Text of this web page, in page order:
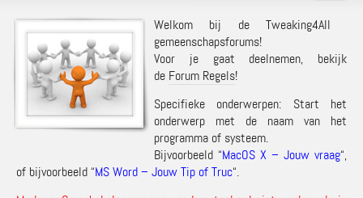
Welkom bij de Tweaking4All
gemeenschapsforums!
Voor je gaat deelnemen, bekijk
de Forum Regels!
Specifieke onderwerpen: Start het
onderwerp met de naam van het
programma of systeem.
Bijvoorbeeld “MacOS X – Jouw vraag“,
of bijvoorbeeld “MS Word – Jouw Tip of Truc“.